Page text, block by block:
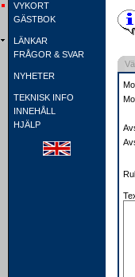
VYKORT
GÄSTBOK
LÄNKAR
FRÅGOR & SVAR
NYHETER
TEKNISK INFO
INNEHÅLL
HJÄLP